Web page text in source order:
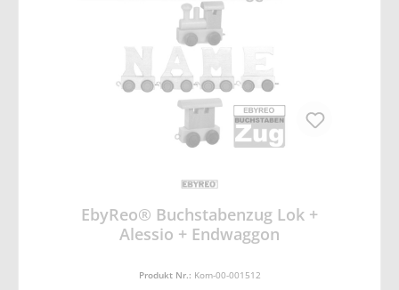
EbyReo® Buchstabenzug Lok +
Alessio + Endwaggon
Produkt Nr.: Kom-00-001512